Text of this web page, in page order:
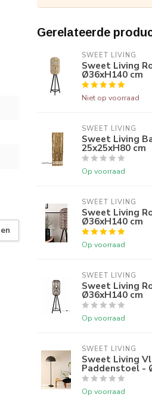
Gerelateerde
SWEET LIVING
Sweet Living
Ø36xH140 cm
Niet op voorraad
SWEET LIVING
Sweet Living
25x25xH80 cm
Op voorraad
SWEET LIVING
Sweet Living
Ø36xH140 cm
Op voorraad
SWEET LIVING
Sweet Living
Ø36xH140 cm
Op voorraad
SWEET LIVING
Sweet Living
Paddenstoel -
Op voorraad